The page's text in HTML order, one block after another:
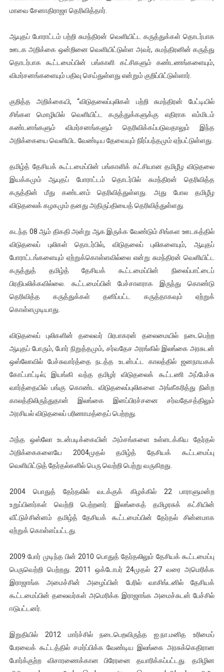
வலிமை தான் அஜித் திரைப்பயணத்திலே அதிக காலெக்ஷன் செய்த
அல்வா கொடுக்கின்றது இலங்கை!
2ஆம் நாள் உக்ரைன் யுத்தம்!! எங்களைத் தனிமையில்
கதிரவன் வாசகர்களுக்கு இனிய பொங்கல் புத்தாண்டு
மகிந்த ராஜபக்சே பதவி விலக திட்டம்?
மாவை சேனாதிராஜா தெரிவித்தார்.
ஆயுதப் போராட்டம் பற்றி சுமந்திரன் வெளியிட்ட கருத்துக்கள் தொடர்பாக
ஊடக அறிக்கை ஒன்றினை வெளியிட்டுள்ள அவர், சுமந்திரனின் கருத்து
தொடர்பாக கூட்டமைப்பின் பங்காளி கட்சிகளும் கண்டணங்களையும்,
விமர்சனங்களையும் பதிவு செய்துள்ளது என்றும் குறிப்பிட்டுள்ளார்.
குறித்த அறிக்கையி, “விடுதலைப்புலிகள் பற்றி சுமந்திரன் பேட்டியில்
சிங்கள மொழியில் வெளியிட்ட கருத்துக்களுக்கு எதிராக எம்மிடம்
கண்டனங்களும் விமர்சனங்களும் தெரிவிக்கப்படுவதாலும் இந்த
அறிக்கையை வெளியிட வேண்டிய தேவையும் நிர்ப்பந்தமும் ஏற்பட்டுள்ளது.
தமிழ்த் தேசியக் கூட்டமைப்பின் பங்காளிக் கட்சியான தமிழீழ விடுதலை
இயக்கமும் ஆயுதப் போராட்டம் தொடர்பில் சுமந்திரன் தெரிவித்த
கருத்தின் மீது கண்டனம் தெரிவித்துள்ளது. அது போல தமிழீழ
விடுதலைக் கழகமும் தனது அதிருப்தியைத் தெரிவித்துள்ளது.
கடந்த 08 ஆம் திகதி அன்று ஆக இருக்க வேண்டும் சிங்கள ஊடகத்தில்
விடுதலைப் புலிகள் தொடர்பில், விடுதலைப் புலிகளையும், ஆயுதப்
போராட்டங்களையும் ஏற்றுக்கொள்ளவில்லை என்று சுமந்திரன் வெளியிட்ட
கருத்துத் தமிழ்த் தேசியக் கூட்டமைப்பின் நிலைப்பாட்டைப்
பிரதிபலிக்கவில்லை. கூட்டமைப்பின் பேச்சாளராக இருந்து கொண்டு
தெரிவித்த கருத்துக்கள் தனிப்பட்ட கருத்தாகவும் ஏற்றுக்
கொள்ளமுடியாது.
விடுதலைப் புலிகளின் தலைவர் பிரபாகரன் தலைமையில் நடைபெற்ற
ஆயுதப் போரும், போர் நிறுத்தமும், சர்வதேச அரங்கில் இலங்கை அரசுடன்
ஒஸ்லோவில் பேச்சுவார்த்தை நடத்த உடன்பட்ட காலத்தில் ஜனநாயகக்
கோட்பாட்டில்; இயங்கி வந்த தமிழர் விடுதலைக் கூட்டணி அப்பேச்சு
வார்த்தையில் பங்கு கொண்ட விடுதலைப்புலிகளை அங்கீகரித்து நின்ற
காலத்திலிருந்துதான் இலங்கை இனப்பிரச்சனை சர்வதேசத்திலும்
அரசியல் விடுதலைப் பரிணாமத்தைப் பெற்றது.
அந்த ஒஸ்லோ உடன்படிக்கையின் அம்சங்களை உள்ளடக்கிய தேர்தல்
அறிக்கைகளையே 2004முதல் தமிழ்த் தேசியக் கூட்டமைப்பு
வெளியிட்டுத் தேர்தல்களில் பெரு வெற்றி பெற்று வருகிறது.
2004 பொதுத் தேர்தலில் வடக்குக் கிழக்கில் 22 பாராளுமன்ற
உறுப்பினர்கள் வெற்றி பெற்றனர். இலங்கைத் தமிழரசுக் கட்சியின்
வீட்டுச்சின்னம் தமிழ்த் தேசியக் கூட்டமைப்பின் தேர்தல் சின்னமாக
ஏற்றுக் கொள்ளப்பட்டது.
2009 போர் முடிந்த பின் 2010 பொதுத் தேர்தலிலும் தேசியக் கூட்டமைப்பு
பெருவெற்றி பெற்றது. 2011 ஒக்டோபர் 24முதல் 27 வரை அமெரிக்க
இராஜாங்க அமைச்சின் அழைப்பின் பேரில் வாசிங்டனில் தேசியக்
கூட்டமைப்பின் தலைவர்கள் அமெரிக்க இராஜாங்க அமைச்சுடன் பேச்சில்
ஈடுபட்டனர்.
இறுதியில் 2012 மார்ச்சில் நடைபெறவிருந்த ஐ.நா.மனித உரிமைப்
பேரவைக் கூட்டத்தில் சமர்ப்பிக்க வேண்டிய இலங்கை அரசுக்கெதிரான
போர்க்குற்ற விசாரணைக்கான பிரேரனை தயாரிக்கப்பட்டது. தமிழின